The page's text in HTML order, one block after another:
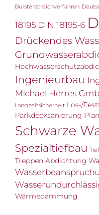
Bürstenstreichverfahren
18195 DIN 18195-6
Drückendes
Ingenieurbau
Michael Herres
Langzeitsicherheit Los-/
Parkdecksanierung
Schwarze
Spezialtiefbau
Treppen Abdichtung
Wärmedämmung